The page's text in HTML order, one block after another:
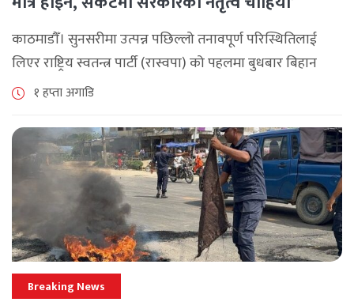
काठमाडौँ। सुनसरीमा उत्पन्न पछिल्लो तनावपूर्ण परिस्थितिलाई
लिएर राष्ट्रिय स्वतन्त्र पार्टी (रास्वपा) को पहलमा बुधबार बिहान
सिंहदरबारमा सर्वदलीय बैठक जारी छ। रास्वपाका सभापति रवि
१ हप्ता अगाडि
Breaking News